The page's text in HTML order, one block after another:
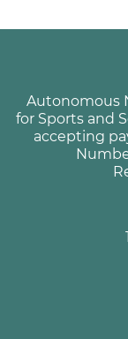
Autonomous
for Sports and
accepting